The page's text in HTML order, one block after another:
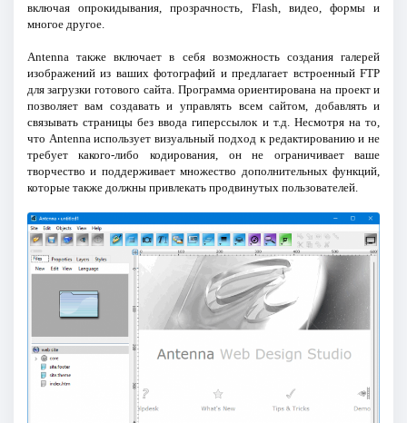
включая опрокидывания, прозрачность, Flash, видео, формы и
многое другое.
Antenna также включает в себя возможность создания галерей
изображений из ваших фотографий и предлагает встроенный FTP
для загрузки готового сайта. Программа ориентирована на проект и
позволяет вам создавать и управлять всем сайтом, добавлять и
связывать страницы без ввода гиперссылок и т.д. Несмотря на то,
что Antenna использует визуальный подход к редактированию и не
требует какого-либо кодирования, он не ограничивает ваше
творчество и поддерживает множество дополнительных функций,
которые также должны привлекать продвинутых пользователей.